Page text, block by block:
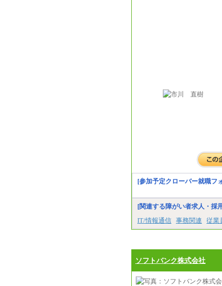
[参加予定クローバー就職フ
[関連する障がい者求人・採
IT/情報通信 事務関連 従業
ソフトバンク株式会社